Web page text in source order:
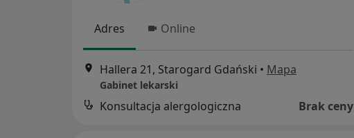
Adres Online
Hallera 21, Starogard Gdański • Mapa
Gabinet lekarski
Konsultacja alergologiczna Brak ceny